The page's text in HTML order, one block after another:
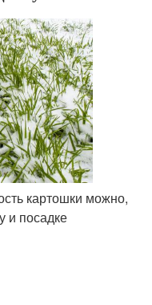
картошки можно,
и посадке